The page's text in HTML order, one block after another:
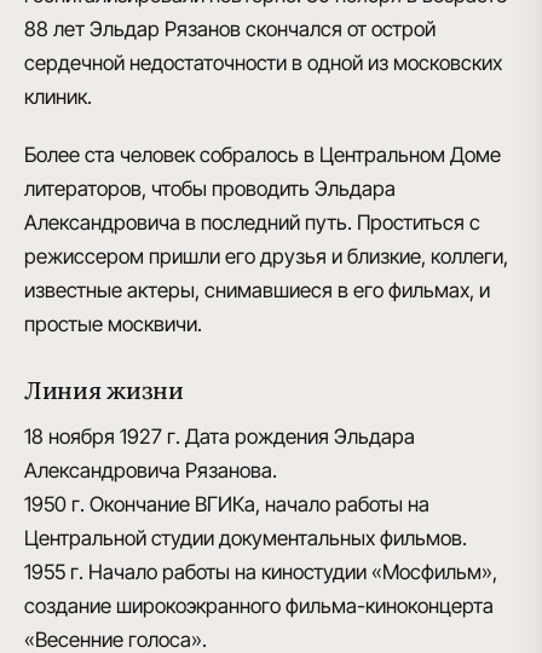
88 лет Эльдар Рязанов скончался от острой
сердечной недостаточности в одной из московских
клиник.
Более ста человек собралось в Центральном Доме
литераторов, чтобы проводить Эльдара
Александровича в последний путь. Проститься с
режиссером пришли его друзья и близкие, коллеги,
известные актеры, снимавшиеся в его фильмах, и
простые москвичи.
Линия жизни
18 ноября 1927 г. Дата рождения Эльдара
Александровича Рязанова.
1950 г. Окончание ВГИКа, начало работы на
Центральной студии документальных фильмов.
1955 г. Начало работы на киностудии «Мосфильм»,
создание широкоэкранного фильма-киноконцерта
«Весенние голоса».